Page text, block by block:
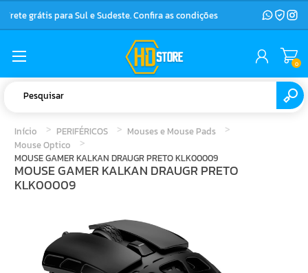
Frete grátis para Sul e Sudeste. Confira as condições
0
Início PERIFÉRICOS
Mouses e Mouse Pads
Mouse Optico
MOUSE GAMER KALKAN DRAUGR PRETO KLK00009
MOUSE GAMER KALKAN DRAUGR PRETO
KLK00009